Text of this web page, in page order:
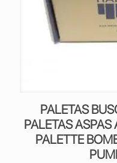
PALETAS
PALETAS
PALETTE